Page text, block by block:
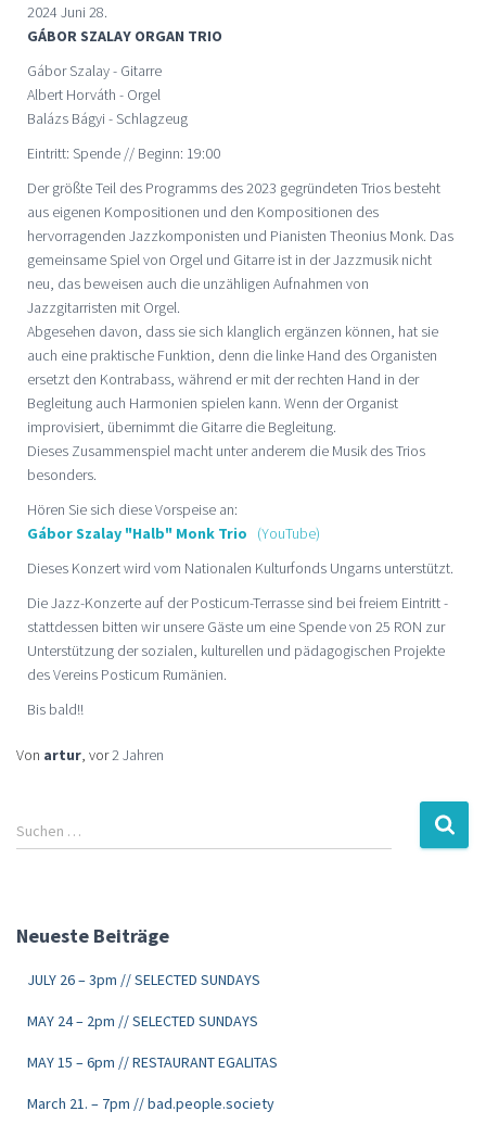
2024 Juni 28.
GÁBOR SZALAY ORGAN TRIO
Gábor Szalay - Gitarre
Albert Horváth - Orgel
Balázs Bágyi - Schlagzeug
Eintritt: Spende // Beginn: 19:00
Der größte Teil des Programms des 2023 gegründeten Trios besteht
aus eigenen Kompositionen und den Kompositionen des
hervorragenden Jazzkomponisten und Pianisten Theonius Monk. Das
gemeinsame Spiel von Orgel und Gitarre ist in der Jazzmusik nicht
neu, das beweisen auch die unzähligen Aufnahmen von
Jazzgitarristen mit Orgel.
Abgesehen davon, dass sie sich klanglich ergänzen können, hat sie
auch eine praktische Funktion, denn die linke Hand des Organisten
ersetzt den Kontrabass, während er mit der rechten Hand in der
Begleitung auch Harmonien spielen kann. Wenn der Organist
improvisiert, übernimmt die Gitarre die Begleitung.
Dieses Zusammenspiel macht unter anderem die Musik des Trios
besonders.
Hören Sie sich diese Vorspeise an:
Gábor Szalay "Halb" Monk Trio (YouTube)
Dieses Konzert wird vom Nationalen Kulturfonds Ungarns unterstützt.
Die Jazz-Konzerte auf der Posticum-Terrasse sind bei freiem Eintritt -
stattdessen bitten wir unsere Gäste um eine Spende von 25 RON zur
Unterstützung der sozialen, kulturellen und pädagogischen Projekte
des Vereins Posticum Rumänien.
Bis bald!!
Von artur, vor2 Jahren
Suchen …
Neueste Beiträge
JULY 26 – 3pm // SELECTED SUNDAYS
MAY 24 – 2pm // SELECTED SUNDAYS
MAY 15 – 6pm // RESTAURANT EGALITAS
March 21. – 7pm // bad.people.society